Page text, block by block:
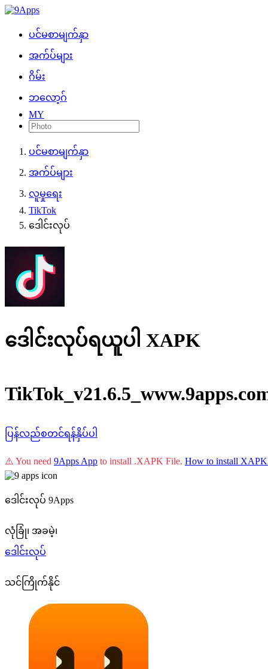
ပင်မစာမျက်နှာ
အက်ပ်များ
ဂိမ်း
ဘလော့ဂ်
MY
ပင်မစာမျက်နှာ
အက်ပ်များ
လူမှုရေး
TikTok
ဒေါင်းလုပ်
ဒေါင်းလုပ်ရယူပါ XAPK
ပြန်လည်စတင်ရန်နှိပ်ပါ
⚠️ You need 9Apps App to install .XAPK File. How to install
ဒေါင်းလုပ် 9Apps
လုံခြုံ၊ အခမဲ့၊
ဒေါင်းလုပ်
သင်ကြိုက်နိုင်